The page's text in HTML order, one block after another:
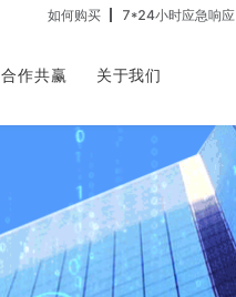
如何购买 7*24小时应急响应
合作共赢 关于我们